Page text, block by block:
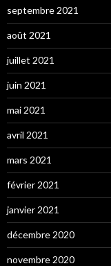
septembre 2021
août 2021
juillet 2021
juin 2021
mai 2021
avril 2021
mars 2021
février 2021
janvier 2021
décembre 2020
novembre 2020